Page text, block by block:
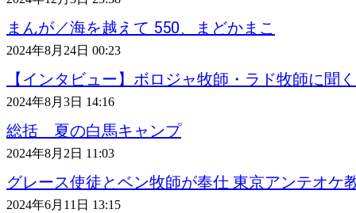
まんが／海を越えて 550、まどかまこ
2024年8月24日 00:23
【インタビュー】ボロジャ牧師・ラド牧師に聞く
2024年8月3日 14:16
総括 夏の白馬キャンプ
2024年8月2日 11:03
グレース使徒とベン牧師が奉仕 東京アンテオケ
2024年6月11日 13:15